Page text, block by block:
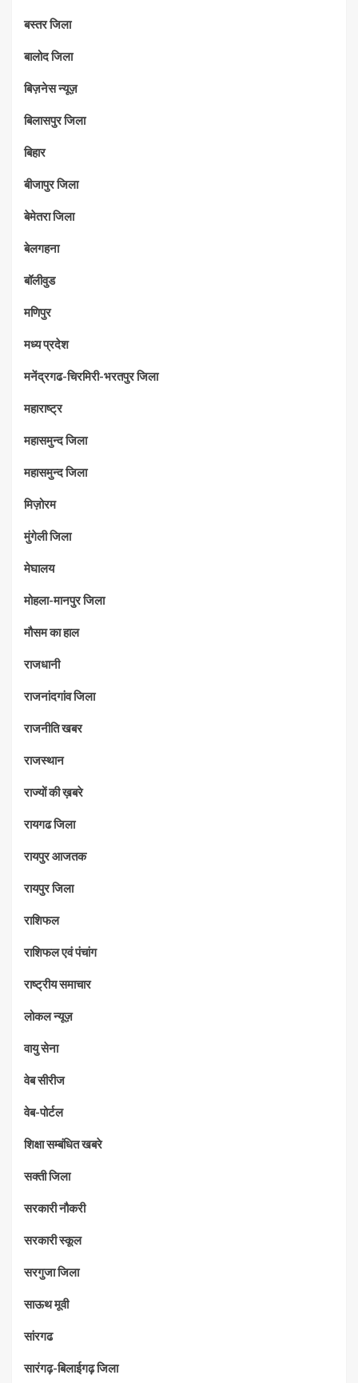
बस्तर जिला
बालोद जिला
बिज़नेस न्यूज़
बिलासपुर जिला
बिहार
बीजापुर जिला
बेमेतरा जिला
बेलगहना
बॉलीवुड
मणिपुर
मध्‍य प्रदेश
मनेंद्रगढ-चिरमिरी-भरतपुर जिला
महाराष्‍ट्र
महासमुन्द जिला
महासमुन्द जिला
मिज़ोरम
मुंगेली जिला
मेघालय
मोहला-मानपुर जिला
मौसम का हाल
राजधानी
राजनांदगांव जिला
राजनीति खबर
राजस्थान
राज्यों की ख़बरे
रायगढ जिला
रायपुर आजतक
रायपुर जिला
राशिफल
राशिफल एवं पंचांग
राष्ट्रीय समाचार
लोकल न्यूज़
वायु सेना
वेब सीरीज
वेब-पोर्टल
शिक्षा सम्बंधित खबरे
सक्ती जिला
सरकारी नौकरी
सरकारी स्कूल
सरगुजा जिला
साऊथ मूवी
सांरगढ
सारंगढ़-बिलाईगढ़ जिला